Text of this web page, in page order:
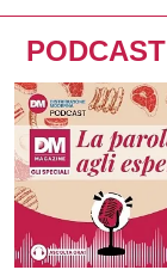
PODCAST